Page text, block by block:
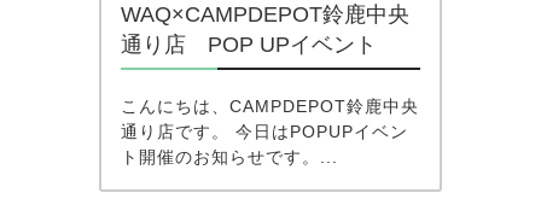
WAQ×CAMPDEPOT鈴鹿中央
通り店 POP UPイベント
こんにちは、CAMPDEPOT鈴鹿中央
通り店です。 今日はPOPUPイベン
ト開催のお知らせです。...